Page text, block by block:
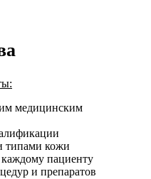
медицинским
типами кожи
пациенту
и препаратов